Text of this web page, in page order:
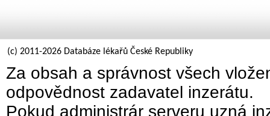
(c) 2011-2026 Databáze lékařů České Republiky
Za obsah a správnost všech
odpovědnost zadavatel inzerátu.
Pokud administrár serveru uzná